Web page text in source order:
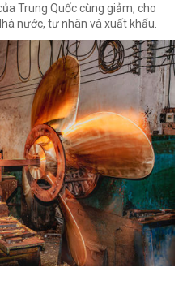
Trung Quốc cùng giảm, cho
nước, tư nhân và xuất khẩu.